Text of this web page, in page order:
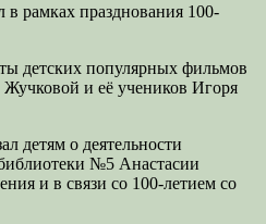
рамках празднования 100-
детских популярных фильмов
и её учеников Игоря
детям о деятельности
№5 Анастасии
и в связи со 100-летием со